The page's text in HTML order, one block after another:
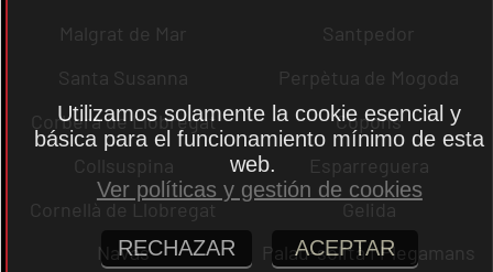
Malgrat de Mar
Santpedor
Santa Susanna
Perpètua de Mogoda
Corbera de Llobregat
Copons
Collsuspina
Esparreguera
Cornellà de Llobregat
Gelida
Navas
Palau-solità i Plegamans
Utilizamos solamente la cookie esencial y
básica para el funcionamiento mínimo de esta
web.
Ver políticas y gestión de cookies
RECHAZAR ACEPTAR